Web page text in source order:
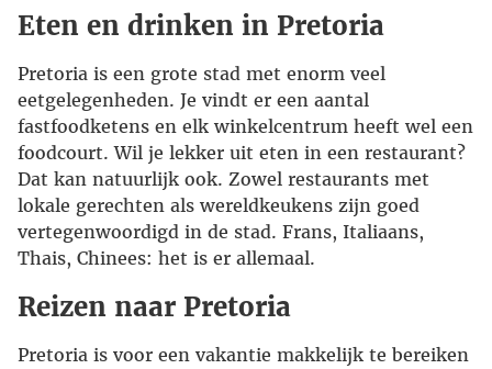
Eten en drinken in Pretoria
Pretoria is een grote stad met enorm veel
eetgelegenheden. Je vindt er een aantal
fastfoodketens en elk winkelcentrum heeft wel een
foodcourt. Wil je lekker uit eten in een restaurant?
Dat kan natuurlijk ook. Zowel restaurants met
lokale gerechten als wereldkeukens zijn goed
vertegenwoordigd in de stad. Frans, Italiaans,
Thais, Chinees: het is er allemaal.
Reizen naar Pretoria
Pretoria is voor een vakantie makkelijk te bereiken